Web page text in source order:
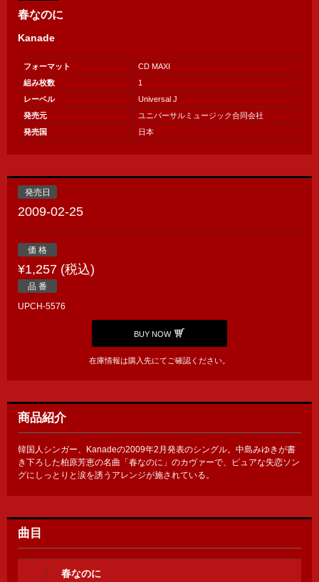
春なのに
Kanade
フォーマット
CD MAXI
組み枚数
1
レーベル
Universal J
発売元
ユニバーサルミュージック合同会社
発売国
日本
発売日
2009-02-25
価 格
¥1,257 (税込)
品 番
UPCH-5576
BUY NOW
在庫情報は購入先にてご確認ください。
商品紹介
韓国人シンガー、Kanadeの2009年2月発表のシングル。中島みゆきが書
き下ろした柏原芳恵の名曲「春なのに」のカヴァーで、ピュアな失恋ソン
グにしっとりと涙を誘うアレンジが施されている。
曲目
春なのに